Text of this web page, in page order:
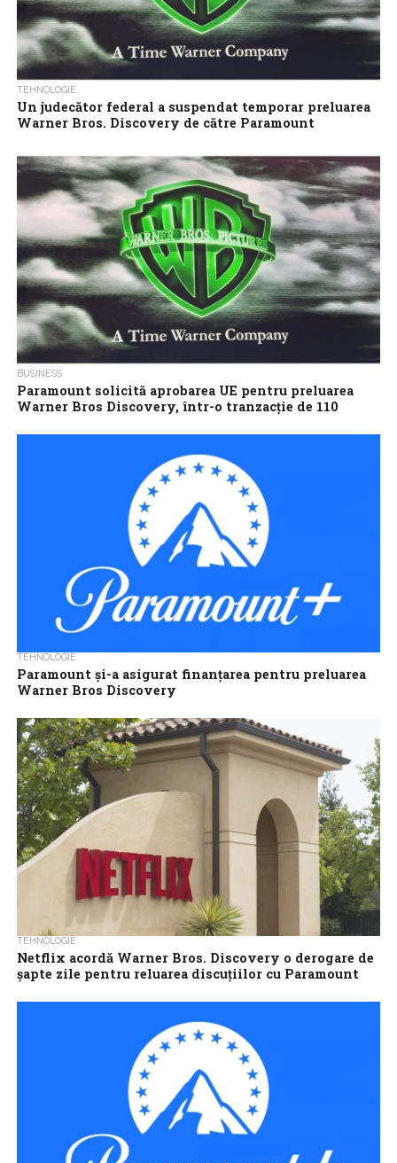
TEHNOLOGIE
Un judecător federal a suspendat temporar preluarea
Warner Bros. Discovery de către Paramount
Un judecător federal din Statele Unite a decis luni suspendarea
până la 3 august a tranzacţiei de 110 miliarde de dolari prin...
BUSINESS
Paramount solicită aprobarea UE pentru preluarea
Warner Bros Discovery, într-o tranzacţie de 110
europene de concurenţă pentru achiziţia companiei Warner
Bros. Discovery, potrivit unui document publicat marţi de
TEHNOLOGIE
Paramount şi-a asigurat finanţarea pentru preluarea
Warner Bros Discovery
obţinut finanţare permanentă de la un grup de bănci pentru
achiziţia planificată a Warner...
TEHNOLOGIE
Netflix acordă Warner Bros. Discovery o derogare de
şapte zile pentru reluarea discuţiilor cu Paramount
şapte zile, pentru a relua discuţiile cu Paramount Skydance, în